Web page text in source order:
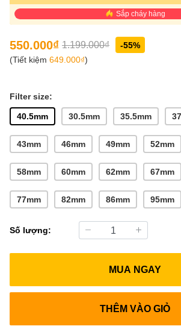
Sắp cháy hàng
550.000₫ 1.199.000₫
-55%
(Tiết kiệm 649.000₫)
Filter size:
40.5mm
30.5mm 35.5mm
43mm 46mm 49mm 52mm
58mm 60mm 62mm 67mm
77mm 82mm 86mm 95mm
Số lượng:
MUA NGAY
THÊM VÀO GIỎ